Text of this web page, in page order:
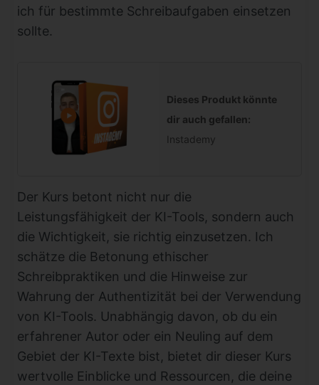
ich für bestimmte Schreibaufgaben einsetzen
sollte.
Dieses Produkt könnte
dir auch gefallen:
Instademy
Der Kurs betont nicht nur die
Leistungsfähigkeit der KI-Tools, sondern auch
die Wichtigkeit, sie richtig einzusetzen. Ich
schätze die Betonung ethischer
Schreibpraktiken und die Hinweise zur
Wahrung der Authentizität bei der Verwendung
von KI-Tools. Unabhängig davon, ob du ein
erfahrener Autor oder ein Neuling auf dem
Gebiet der KI-Texte bist, bietet dir dieser Kurs
wertvolle Einblicke und Ressourcen, die deine